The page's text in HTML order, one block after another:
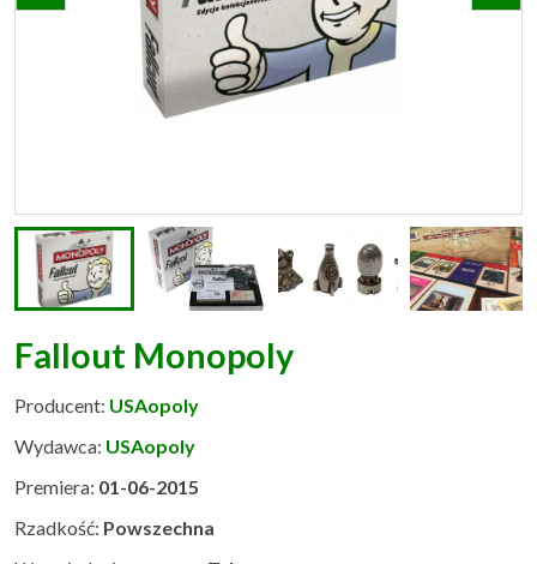
Fallout Monopoly
Producent: USAopoly
Wydawca: USAopoly
Premiera: 01-06-2015
Rzadkość: Powszechna